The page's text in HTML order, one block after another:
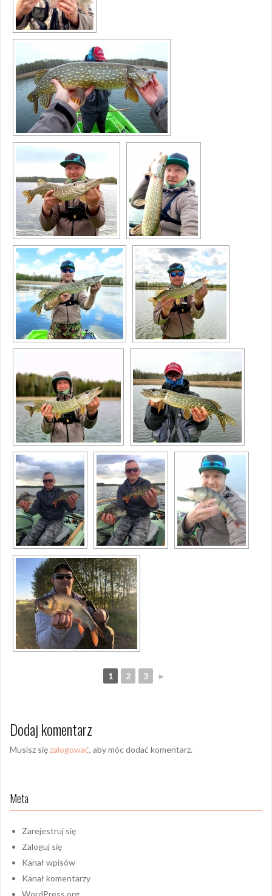
1 2 3 ►
Dodaj komentarz
Musisz sięzalogować, aby móc dodać komentarz.
Meta
Zarejestruj się
Zaloguj się
Kanał wpisów
Kanał komentarzy